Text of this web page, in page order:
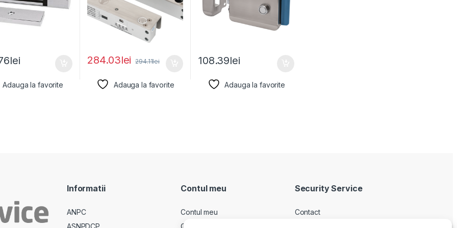
lei
Adauga la favorite
284.03lei 294.11lei
Adauga la favorite
108.39lei
Adauga la favorite
Informatii
ANPC
Contul meu
Contul meu
Security Service
Contact